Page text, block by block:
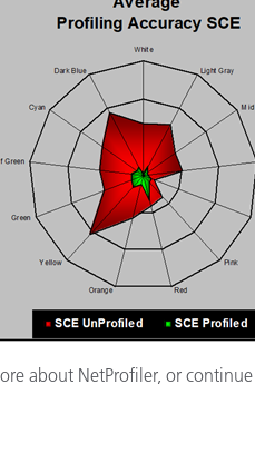
about NetProfiler, or